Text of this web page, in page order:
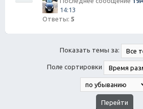
14:13
Ответы: 5
Показать темы за:
Поле сортировки